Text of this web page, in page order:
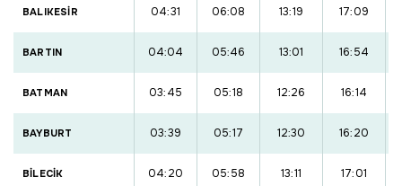
BALIKESİR 04:31 06:08 13:19 17:09
BARTIN 04:04 05:46 13:01 16:54
BATMAN 03:45 05:18 12:26 16:14
BAYBURT 03:39 05:17 12:30 16:20
BİLECİK 04:20 05:58 13:11 17:01